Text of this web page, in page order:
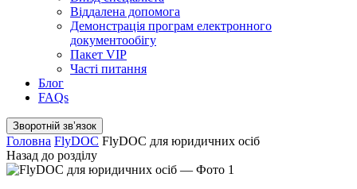
Віддалена допомога
Демонстрація програм електронного
документообігу
Пакет VIP
Часті питання
Блог
FAQs
Зворотній звʼязок
Головна FlyDOC FlyDOC для юридичних осіб
Назад до розділу